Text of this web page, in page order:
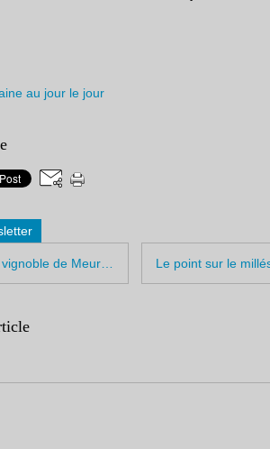
au jour le jour